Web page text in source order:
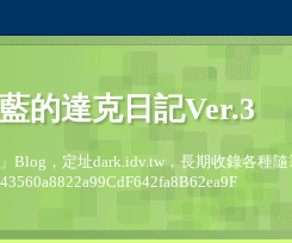
的達克日記Ver.3
Blog，定址dark.idv.tw，長期收錄各種隨